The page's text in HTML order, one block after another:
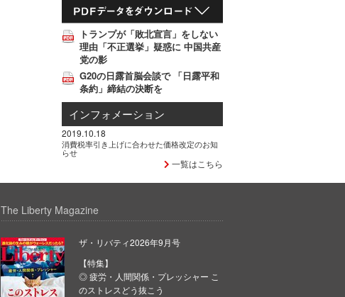
トランプが「敗北宣言」をしない
理由「不正選挙」疑惑に 中国共産
党の影
G20の日露首脳会談で 「日露平和
条約」締結の決断を
インフォメーション
2019.10.18
消費税率引き上げに合わせた価格改定のお知
らせ
一覧はこちら
The Liberty Magazine
ザ・リバティ2026年9月号
【特集】
◎ 疲労・人間関係・プレッシャー こ
のストレスどう抜こう